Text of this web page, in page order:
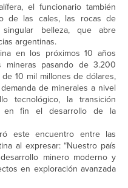
el funcionario también
de las cales, las rocas de
belleza, que abre
argentinas.
en los próximos 10 años
mineras pasando de 3.200
10 mil millones de dólares,
de minerales a nivel
tecnológico, la transición
en fin el desarrollo de la
este encuentro entre las
al expresar: “Nuestro país
minero moderno y
en exploración avanzada